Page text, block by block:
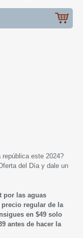
república este 2024?
del Día y dale un
por las aguas
precio regular de la
en $49 solo
antes de hacer la